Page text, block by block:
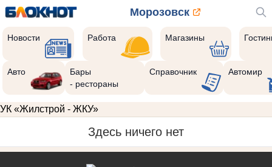
Морозовск
Новости Работа Магазины
Авто
Бары
- рестораны
Справочник Автомир
УК «Жилстрой - ЖКУ»
Здесь ничего нет